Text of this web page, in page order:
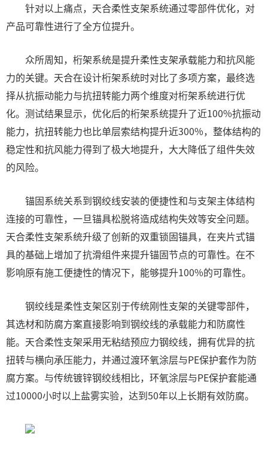
针对以上痛点，天合柔性支架系统通过零部件优化，对
产品可靠性进行了全方位提升。
众所周知，桁架系统是提升柔性支架承载能力和抗风能
力的关键。天合在设计桁架系统时对比了多项方案，最终选
择从抗振动能力与抗扭转能力两个维度对桁架系统进行优
化。测试结果显示，优化后的桁架系统提升了近100%抗振动
能力，抗扭转能力也比单层索结构提升近300%，整体结构的
稳定性和抗风能力得到了极大地提升，大大降低了组件失效
的风险。
锚固系统关系到钢绞线安装的便捷性和与支架主体结构
连接的可靠性，一旦锚具松脱将造成结构失效等安全问题。
天合柔性支架系统升级了创新的双重锁固锚具，在夹片式锚
具的基础上增加了抗滑组件来提升锚固节点的可靠性。在不
影响原有施工便捷性的情况下，能够提升100%的可靠性。
钢绞线是柔性支架区别于传统刚性支架的关键零部件，
其选材和防腐方案直接影响到钢绞线的承载能力和防腐性
能。天合柔性支架采用无粘结预应力钢绞线，拥有优异的抗
扭转与横向承压能力，并通过渡环氧涂层与PE保护套作为防
腐方案。与传统镀锌钢绞线相比，环氧涂层与PE保护套能通
过10000小时以上盐雾实验，达到50年以上长期有效防腐。